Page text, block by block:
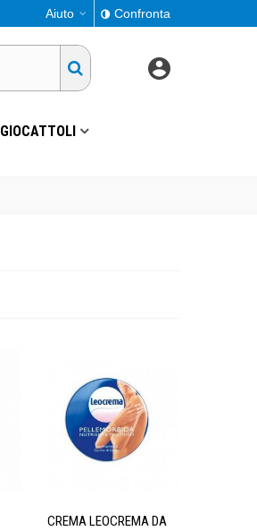
Aiuto Confronta
GIOCATTOLI
CREMA LEOCREMA DA